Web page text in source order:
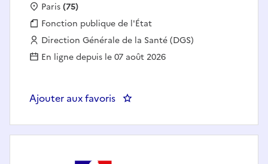
Localisation :
Paris(75)
Fonction publique :
Fonction publique de l'État
Employeur :
Direction Générale de la Santé (DGS)
En ligne depuis le 07 août 2026
Ajouter aux favoris : Chargé/chargée de pilotage